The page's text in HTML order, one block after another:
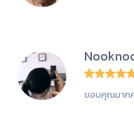
ขอบคุณมาก